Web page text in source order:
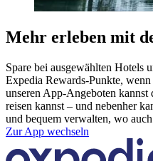
Mehr erleben mit
Spare bei ausgewählten Hotels
Expedia Rewards-Punkte,
unseren App-Angeboten kannst
reisen kannst – und nebenher
und bequem verwalten, wo
Zur App wechseln